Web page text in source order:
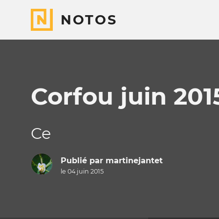
NOTOS
Corfou juin
Ce
Publié par martinejantet
le 04 juin 2015